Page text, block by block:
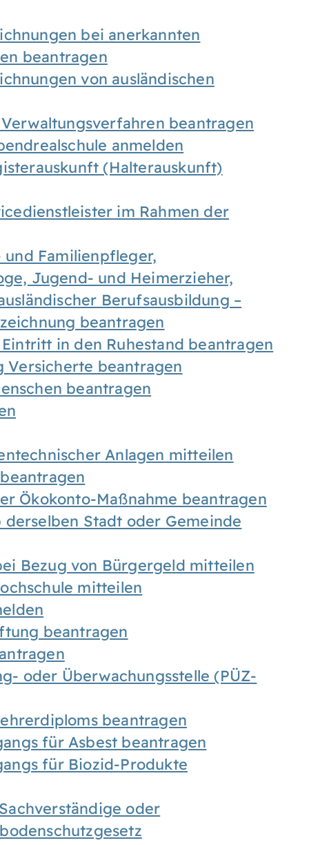
bei anerkannten
beantragen
von ausländischen
beantragen
anmelden
(Halterauskunft)
im Rahmen der
Familienpfleger,
Jugend- und Heimerzieher,
Berufsausbildung –
beantragen
in den Ruhestand beantragen
Versicherte beantragen
beantragen
Anlagen mitteilen
Ökokonto-Maßnahme beantragen
Stadt oder Gemeinde
Bezug von Bürgergeld mitteilen
mitteilen
beantragen
oder Überwachungsstelle (PÜZ-
beantragen
für Asbest beantragen
für Biozid-Produkte
oder